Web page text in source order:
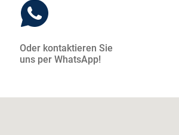
Oder kon­tak­tie­ren Sie
uns per WhatsApp!